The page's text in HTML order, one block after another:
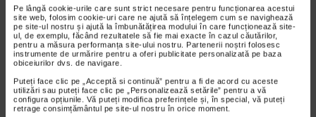
Pe lângă cookie-urile care sunt strict necesare pentru funcționarea acestui
site web, folosim cookie-uri care ne ajută să înțelegem cum se navighează
pe site-ul nostru și ajută la îmbunătățirea modului în care funcționează site-
ul, de exemplu, făcând rezultatele să fie mai exacte în cazul căutărilor,
pentru a măsura performanța site-ului nostru. Partenerii noștri folosesc
instrumente de urmărire pentru a oferi publicitate personalizată pe baza
obiceiurilor dvs. de navigare.
Puteți face clic pe „Acceptă si continuă” pentru a fi de acord cu aceste
utilizări sau puteți face clic pe „Personalizează setările” pentru a vă
configura opțiunile. Vă puteți modifica preferințele și, în special, vă puteți
retrage consimțământul pe site-ul nostru în orice moment.
hidrateaza si imbunatateste intensitatea culorii, cu miere si aloe;
ajuta la repararea parului vopsit si protejeaza de factorii de stres
externi (poluarea aerului si coafarea) cu miere de cimbru, ulei de
masline, ulei de argan si APISHIELD HS;
lasa parul extrem de placut la atingere, stralucitor si usor de
pieptanat;
apa este inlocuita cu o infuzie tonica si anti-imbatranire de
rozmarin organic grecesc;